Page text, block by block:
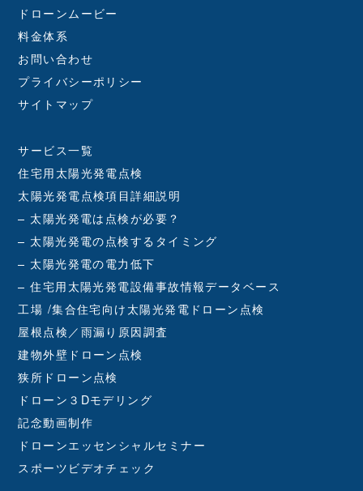
ドローンムービー
料金体系
お問い合わせ
プライバシーポリシー
サイトマップ
サービス一覧
住宅用太陽光発電点検
太陽光発電点検項目詳細説明
– 太陽光発電は点検が必要？
– 太陽光発電の点検するタイミング
– 太陽光発電の電力低下
– 住宅用太陽光発電設備事故情報データベース
工場 /集合住宅向け太陽光発電ドローン点検
屋根点検／雨漏り原因調査
建物外壁ドローン点検
狭所ドローン点検
ドローン３Dモデリング
記念動画制作
ドローンエッセンシャルセミナー
スポーツビデオチェック